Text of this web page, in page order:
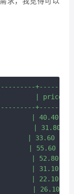
+-------+
| price |
+-------+
| 40.40 |
| 31.80 |
| 33.60 |
| 55.60 |
| 52.80 |
| 31.10 |
| 22.10 |
| 26.10 |